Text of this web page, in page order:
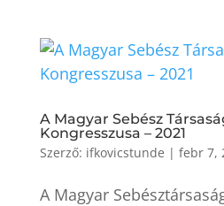
A Magyar Sebész
Kongresszusa – 2021
Szerző: ifkovicstunde | febr 7,
A Magyar